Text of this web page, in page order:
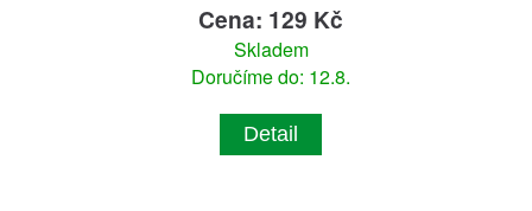
Cena: 129 Kč
Skladem
Doručíme do: 12.8.
Detail